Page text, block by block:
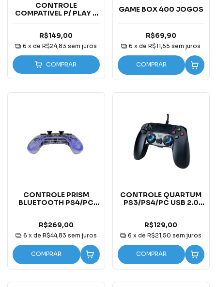
CONTROLE
COMPATIVEL P/ PLAY 4
R$149,00
6 x deR$24,83 sem juros
COMPRAR
GAME BOX 400 JOGOS
R$69,90
6 x deR$11,65 sem juros
COMPRAR
CONTROLE PRISM
BLUETOOTH PS4/PC
R$269,00
6 x de R$44,83 sem juros
COMPRAR
CONTROLE QUARTUM
PS3/PS4/PC USB 2.0
R$129,00
6 x deR$21,50 sem juros
COMPRAR